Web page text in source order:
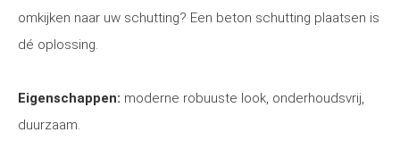
omkijken naar uw schutting? Een beton schutting plaatsen is
dé oplossing.
Eigenschappen: moderne robuuste look, onderhoudsvrij,
duurzaam.